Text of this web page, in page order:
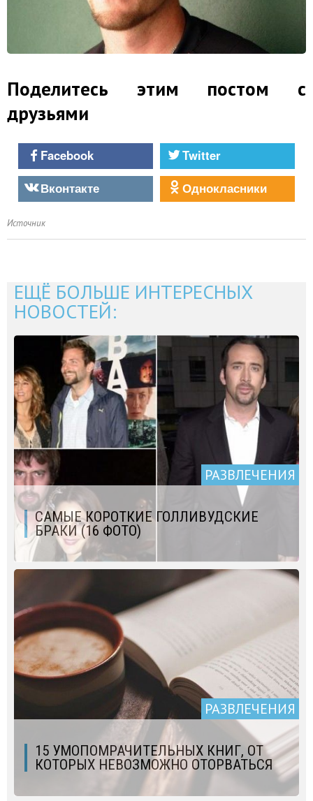
Поделитесь этим постом с
друзьями
Facebook
Twitter
Вконтакте
Однокласники
Источник
ЕЩЁ БОЛЬШЕ ИНТЕРЕСНЫХ
НОВОСТЕЙ:
РАЗВЛЕЧЕНИЯ
САМЫЕ КОРОТКИЕ ГОЛЛИВУДСКИЕ
БРАКИ (16 ФОТО)
РАЗВЛЕЧЕНИЯ
15 УМОПОМРАЧИТЕЛЬНЫХ КНИГ, ОТ
КОТОРЫХ НЕВОЗМОЖНО ОТОРВАТЬСЯ